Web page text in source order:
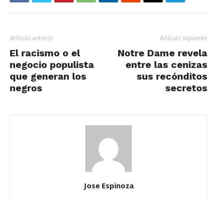
Artículo anterior
El racismo o el
negocio populista
que generan los
negros
Artículo siguiente
Notre Dame revela
entre las cenizas
sus recónditos
secretos
Jose Espinoza